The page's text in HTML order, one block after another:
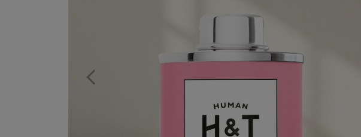
Previous